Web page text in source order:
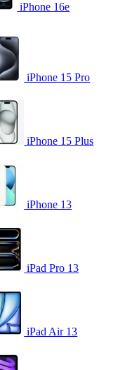
iPhone 16e
iPhone 15 Pro
iPhone 15 Plus
iPhone 13
iPad Pro 13
iPad Air 13